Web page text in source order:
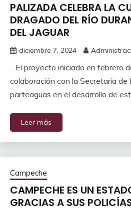
PALIZADA CELEBRA LA
DRAGADO DEL RÍO
DEL JAGUAR
diciembre 7, 2024
…El proyecto iniciado en febrero
colaboración con la Secretaría de
parteaguas en el desarrollo de
Leer más
Campeche
CAMPECHE ES UN
GRACIAS A SUS